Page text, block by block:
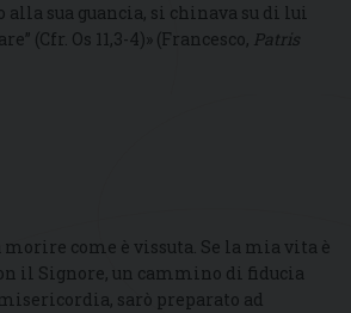
alla sua guancia, si chinava su di lui
(Cfr. Os 11,3-4)» (Francesco, Patris
morire come è vissuta. Se la mia vita è
il Signore, un cammino di fiducia
sarò preparato ad